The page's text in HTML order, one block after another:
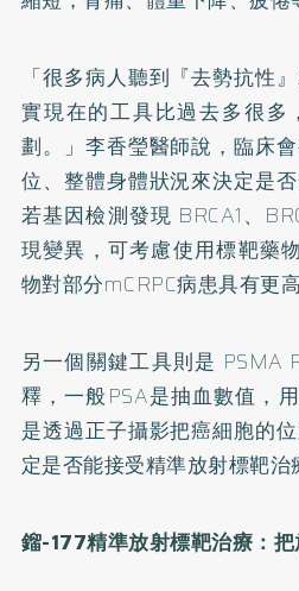
「很多病人聽到『去勢抗性
實現在的工具比過去多很多
劃。」李香瑩醫師說，臨床
位、整體身體狀況來決定是
若基因檢測發現 BRCA1、
現變異，可考慮使用標靶藥
物對部分mCRPC病患具有更
另一個關鍵工具則是 PSMA
釋，一般PSA是抽血數值，
是透過正子攝影把癌細胞的
定是否能接受精準放射標靶治
鎦-177精準放射標靶治療：